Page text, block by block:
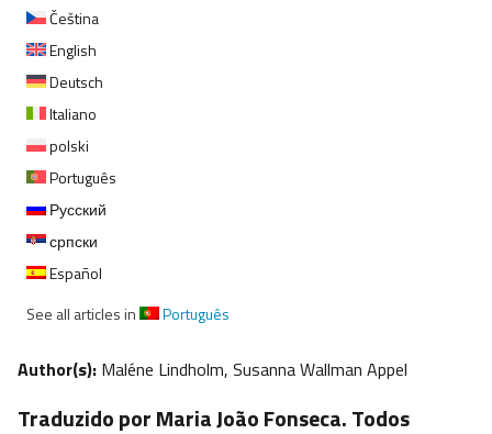
Čeština
English
Deutsch
Italiano
polski
Português
Русский
српски
Español
See all articles in
Português
Author(s): Maléne Lindholm, Susanna Wallman Appel
Traduzido por Maria João Fonseca. Todos